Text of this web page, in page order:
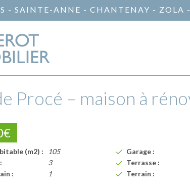
- SAINTE-ANNE - CHANTENAY - ZOLA
Procé – maison à
(m2) :
105
3
:
1
Garage :
Terrasse :
Terrain :